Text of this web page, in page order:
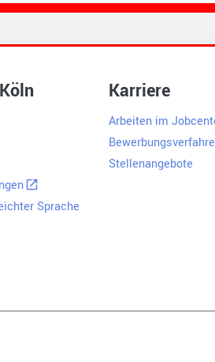
Sprache
Karriere
Arbeiten im
Stellenangebote